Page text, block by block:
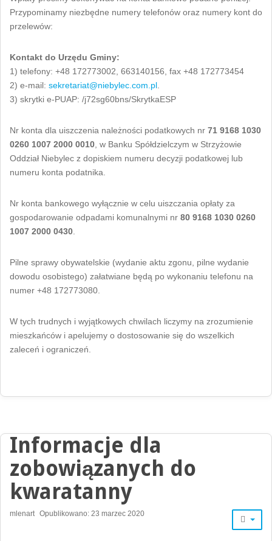
Przypominamy niezbędne numery telefonów oraz numery kont do
przelewów:
Kontakt do Urzędu Gminy:
1) telefony: +48 172773002, 663140156, fax +48 172773454
2) e-mail: sekretariat@niebylec.com.pl
3) skrytki e-PUAP: /j72sg60bns/SkrytkaESP
Nr konta dla uiszczenia należności podatkowych nr 71 9168 1030
0260 1007 2000 0010 , w Banku Spółdzielczym w Strzyżowie
Oddział Niebylec z dopiskiem numeru decyzji podatkowej lub
numeru konta podatnika.
Nr konta bankowego wyłącznie w celu uiszczania opłaty za
gospodarowanie odpadami komunalnymi nr 80 9168 1030 0260
1007 2000 0430
Pilne sprawy obywatelskie (wydanie aktu zgonu, pilne wydanie
dowodu osobistego) załatwiane będą po wykonaniu telefonu na
numer +48 172773080.
W tych trudnych i wyjątkowych chwilach liczymy na zrozumienie
mieszkańców i apelujemy o dostosowanie się do wszelkich
zaleceń i ograniczeń.
Informacje dla
zobowiązanych do
kwaratanny
mlenart Opublikowano: 23 marzec 2020